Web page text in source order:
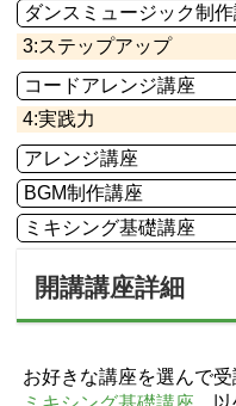
ダンスミュージック制
3:ステップアップ
コードアレンジ講座
4:実践力
アレンジ講座
BGM制作講座
ミキシング基礎講座
開講講座詳細
お好きな講座を選んで受